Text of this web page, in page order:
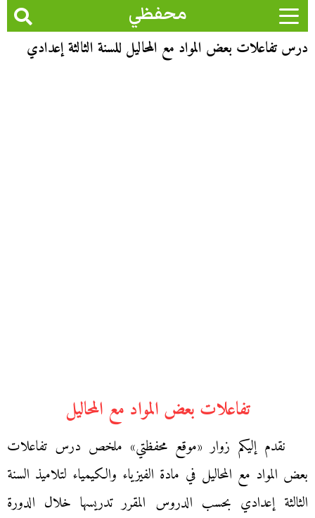
محفظي
درس تفاعلات بعض المواد مع المحاليل للسنة الثالثة إعدادي
تفاعلات بعض المواد مع المحاليل
نقدم إليكم زوار «موقع محفظتي» ملخص درس تفاعلات
بعض المواد مع المحاليل في مادة الفيزياء والكيمياء لتلاميذ السنة
الثالثة إعدادي بحسب الدروس المقرر تدريسها خلال الدورة